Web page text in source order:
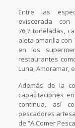
Entre las
eviscerada
76,7 toneladas,
aleta amarilla con
en los
restaurantes
Luna, Amoramar,
Además de la
capacitaciones
continua, así
pescadores
de “A Comer